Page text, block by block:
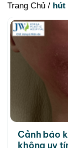
Trang Chủ / hút
Cảnh báo
không uy